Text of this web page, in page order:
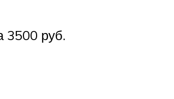
3500 руб.